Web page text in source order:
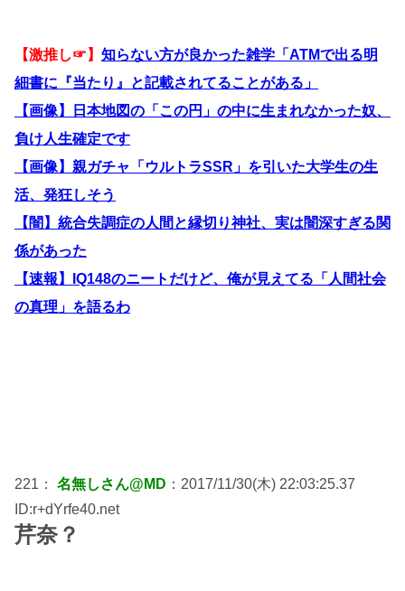
【激推し☞】 知らない方が良かった雑学「ATMで出る明
細書に『当たり』と記載されてることがある」
【画像】日本地図の「この円」の中に生まれなかった奴、
負け人生確定です
【画像】親ガチャ「ウルトラSSR」を引いた大学生の生
活、発狂しそう
【闇】統合失調症の人間と縁切り神社、実は闇深すぎる関
係があった
【速報】IQ148のニートだけど、俺が見えてる「人間社会
の真理」を語るわ
221： 名無しさん@MD ：2017/11/30(木) 22:03:25.37
ID:r+dYrfe40.net
芹奈？